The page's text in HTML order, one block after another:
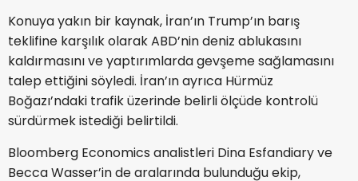
Konuya yakın bir kaynak, İran’ın Trump’ın barış
teklifine karşılık olarak ABD’nin deniz ablukasını
kaldırmasını ve yaptırımlarda gevşeme sağlamasını
talep ettiğini söyledi. İran’ın ayrıca Hürmüz
Boğazı’ndaki trafik üzerinde belirli ölçüde kontrolü
sürdürmek istediği belirtildi.
Bloomberg Economics analistleri Dina Esfandiary ve
Becca Wasser’in de aralarında bulunduğu ekip,